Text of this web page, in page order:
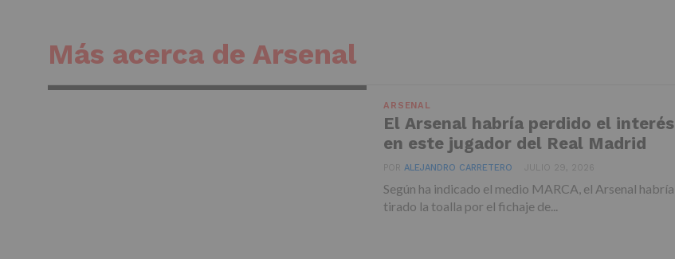
Más acerca de Arsenal
ARSENAL
El Arsenal habría perdido el interés
en este jugador del Real Madrid
PORALEJANDRO CARRETERO JULIO 29, 2026
Según ha indicado el medio MARCA, el Arsenal habría
tirado la toalla por el fichaje de...